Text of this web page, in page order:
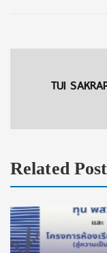
TUI
Related